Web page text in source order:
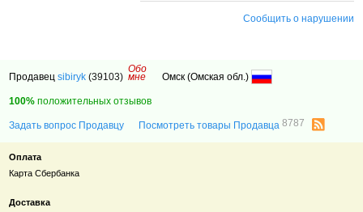
Сообщить о нарушении
Продавецsibiryk (39103)
Обо
мне Омск (Омская обл.)
100% положительных отзывов
Задать вопрос Продавцу Посмотреть товары Продавца8787
Оплата
Карта Сбербанка
Доставка